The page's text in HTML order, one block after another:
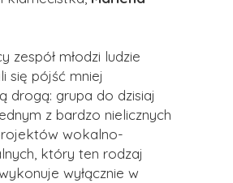
zespół młodzi ludzie
się pójść mniej
drogą: grupa do dzisiaj
z bardzo nielicznych
wokalno-
który ten rodzaj
wyłącznie w